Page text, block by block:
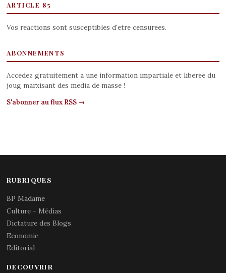
ARTICLE 85
Vos reactions sont susceptibles d'etre censurees.
ABONNEMENTS
Accedez gratuitement a une information impartiale et liberee du
joug marxisant des media de masse !
S'abonner au flux RSS →
RUBRIQUES
BP Madame
Culture - Médias
Dictature des Blogs
Economie
Editorial
DECOUVRIR